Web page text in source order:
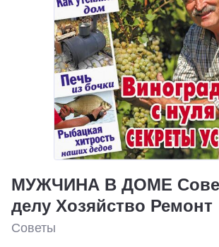
МУЖЧИНА В ДОМЕ
делу Хозяйство Ремонт
Советы